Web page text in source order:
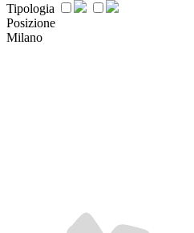
Tipologia
Posizione
Milano